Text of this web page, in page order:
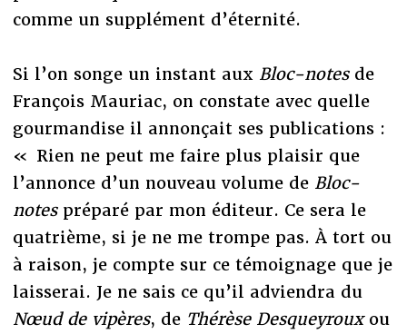
comme un supplément d’éternité.
Si l’on songe un instant aux Bloc-notesde
François Mauriac, on constate avec quelle
gourmandise il annonçait ses publications :
« Rien ne peut me faire plus plaisir que
l’annonce d’un nouveau volume de Bloc-
notespréparé par mon éditeur. Ce sera le
quatrième, si je ne me trompe pas. À tort ou
à raison, je compte sur ce témoignage que je
laisserai. Je ne sais ce qu’il adviendra du
Nœud de vipères, de Thérèse Desqueyrouxou